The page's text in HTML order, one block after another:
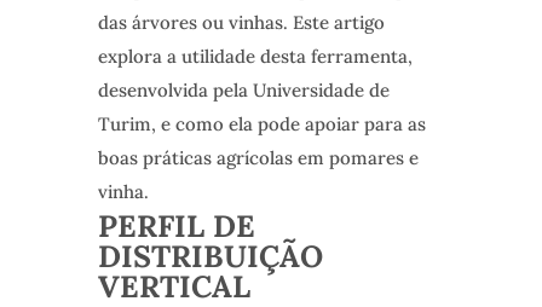
das árvores ou vinhas. Este artigo
explora a utilidade desta ferramenta,
desenvolvida pela Universidade de
Turim, e como ela pode apoiar para as
boas práticas agrícolas em pomares e
vinha.
PERFIL DE
DISTRIBUIÇÃO
VERTICAL